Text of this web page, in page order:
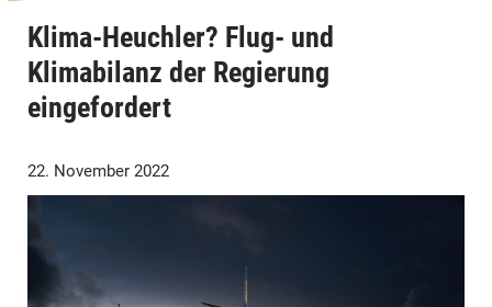
Klima-Heuchler? Flug- und
Klimabilanz der Regierung
eingefordert
22. November 2022